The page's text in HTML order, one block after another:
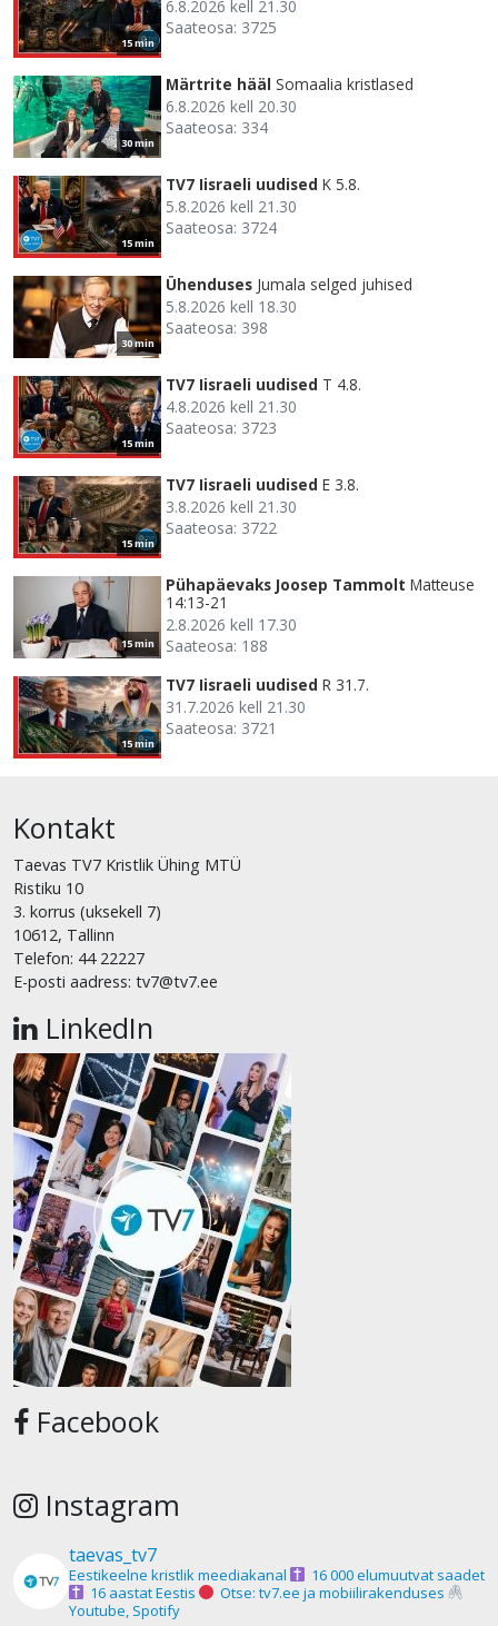
15 min
6.8.2026 kell 21.30
Saateosa: 3725
30 min
Märtrite hääl Somaalia kristlased
6.8.2026 kell 20.30
Saateosa: 334
15 min
TV7 Iisraeli uudised K 5.8.
5.8.2026 kell 21.30
Saateosa: 3724
30 min
Ühenduses Jumala selged juhised
5.8.2026 kell 18.30
Saateosa: 398
15 min
TV7 Iisraeli uudised T 4.8.
4.8.2026 kell 21.30
Saateosa: 3723
15 min
TV7 Iisraeli uudised E 3.8.
3.8.2026 kell 21.30
Saateosa: 3722
15 min
Pühapäevaks Joosep Tammolt Matteuse
14:13-21
2.8.2026 kell 17.30
Saateosa: 188
15 min
TV7 Iisraeli uudised R 31.7.
31.7.2026 kell 21.30
Saateosa: 3721
Kontakt
Taevas TV7 Kristlik Ühing MTÜ
Ristiku 10
3. korrus (uksekell 7)
10612, Tallinn
Telefon: 44 22227
E-posti aadress: tv7@tv7.ee
LinkedIn
Facebook
Instagram
taevas_tv7
Eestikeelne kristlik meediakanal
16 000 elumuutvat saadet
16 aastat Eestis
Otse: tv7.ee ja mobiilirakenduses
Youtube, Spotify